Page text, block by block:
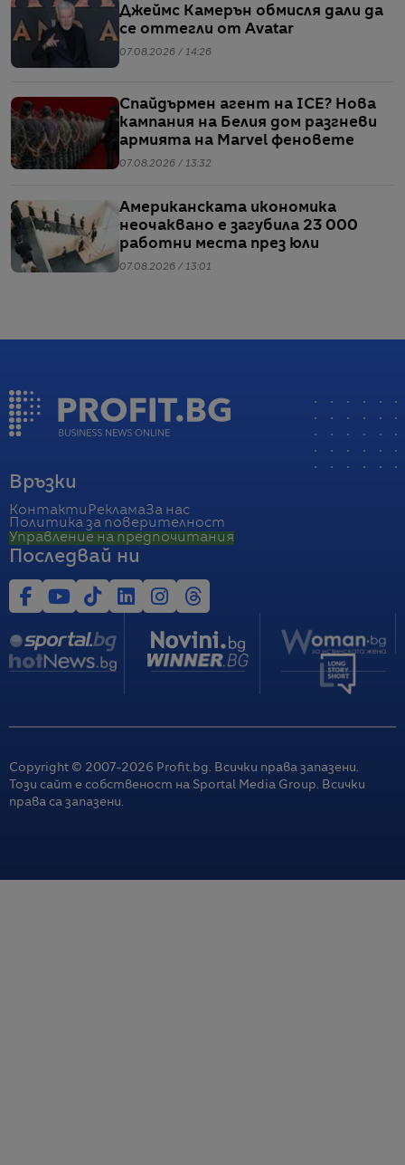
Джеймс Камерън обмисля дали да
се оттегли от Avatar
07.08.2026 / 14:26
Спайдърмен агент на ICE? Нова
кампания на Белия дом разгневи
армията на Marvel феновете
07.08.2026 / 13:32
Американската икономика
неочаквано е загубила 23 000
работни места през юли
07.08.2026 / 13:01
Връзки
Контакти РекламаЗа нас
Политика за поверителност
Управление на предпочитания
Последвай ни
Copyright © 2007-2026 Profit.bg. Всички права запазени.
Този сайт е собственост на Sportal Media Group. Всички
права са запазени.